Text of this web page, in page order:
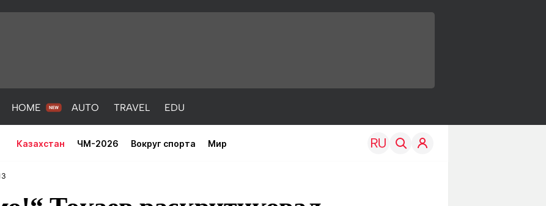
HOME AUTO TRAVEL EDU
Казахстан ЧМ-2026 Вокруг спорта Мир